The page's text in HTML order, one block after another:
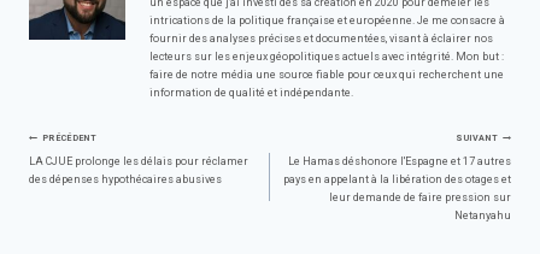
intrications de la politique française et européenne. Je me consacre à
fournir des analyses précises et documentées, visant à éclairer nos
lecteurs sur les enjeux géopolitiques actuels avec intégrité. Mon but :
faire de notre média une source fiable pour ceux qui recherchent une
information de qualité et indépendante.
Navigation
PRÉCÉDENT
LA CJUE prolonge les délais pour réclamer
des dépenses hypothécaires abusives
SUIVANT
Le Hamas déshonore l'Espagne et 17 autres
pays en appelant à la libération des otages et
leur demande de faire pression sur
Netanyahu